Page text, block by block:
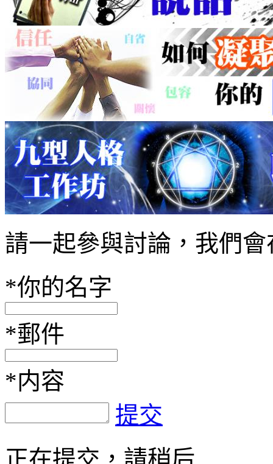
請一起參與討論，我們
*你的名字
*郵件
*内容
提交
正在提交，請稍后...